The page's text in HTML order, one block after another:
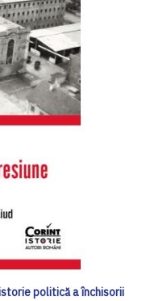
politică a închisorii